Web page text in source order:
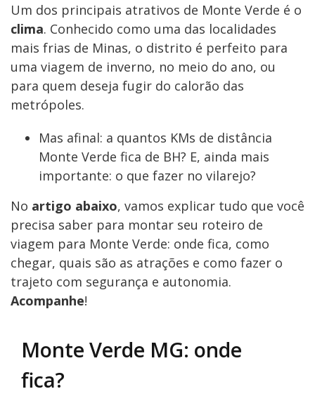
Um dos principais atrativos de Monte Verde é o
clima. Conhecido como uma das localidades
mais frias de Minas, o distrito é perfeito para
uma viagem de inverno, no meio do ano, ou
para quem deseja fugir do calorão das
metrópoles.
Mas afinal: a quantos KMs de distância
Monte Verde fica de BH? E, ainda mais
importante: o que fazer no vilarejo?
No artigo abaixo, vamos explicar tudo que você
precisa saber para montar seu roteiro de
viagem para Monte Verde: onde fica, como
chegar, quais são as atrações e como fazer o
trajeto com segurança e autonomia.
Acompanhe!
Monte Verde MG: onde
fica?